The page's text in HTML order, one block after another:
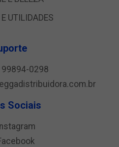
UTILIDADES
99894-0298
Sociais
Instagram